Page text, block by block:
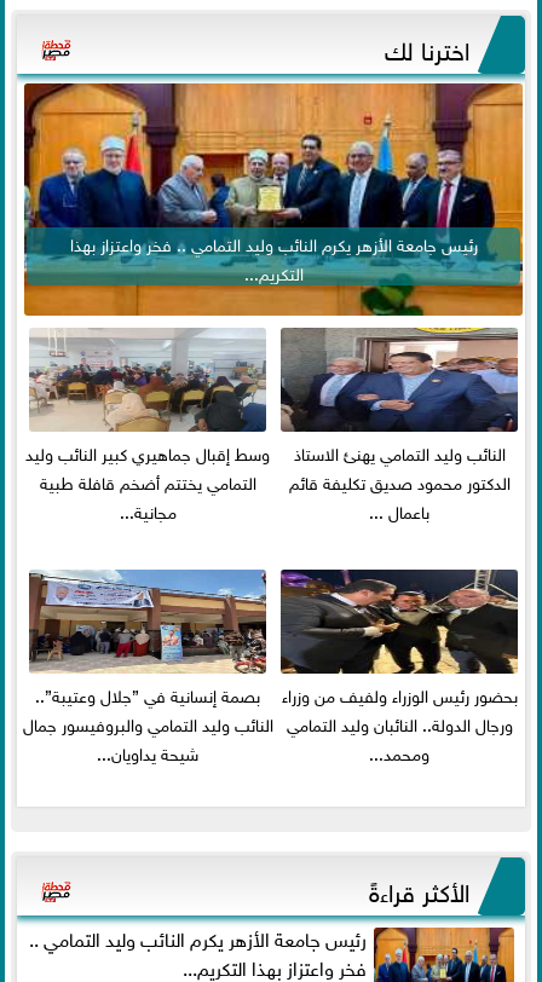
اخترنا لك
رئيس جامعة الأزهر يكرم النائب وليد التمامي .. فخر واعتزاز بهذا
التكريم...
النائب وليد التمامي يهنئ الاستاذ
الدكتور محمود صديق تكليفة قائم
باعمال ...
وسط إقبال جماهيري كبير النائب وليد
التمامي يختتم أضخم قافلة طبية
مجانية...
بحضور رئيس الوزراء ولفيف من وزراء
ورجال الدولة.. النائبان وليد التمامي
ومحمد...
بصمة إنسانية في ”جلال وعتيبة”..
النائب وليد التمامي والبروفيسور جمال
شيحة يداويان...
الأكثر قراءةً
رئيس جامعة الأزهر يكرم النائب وليد التمامي ..
فخر واعتزاز بهذا التكريم...